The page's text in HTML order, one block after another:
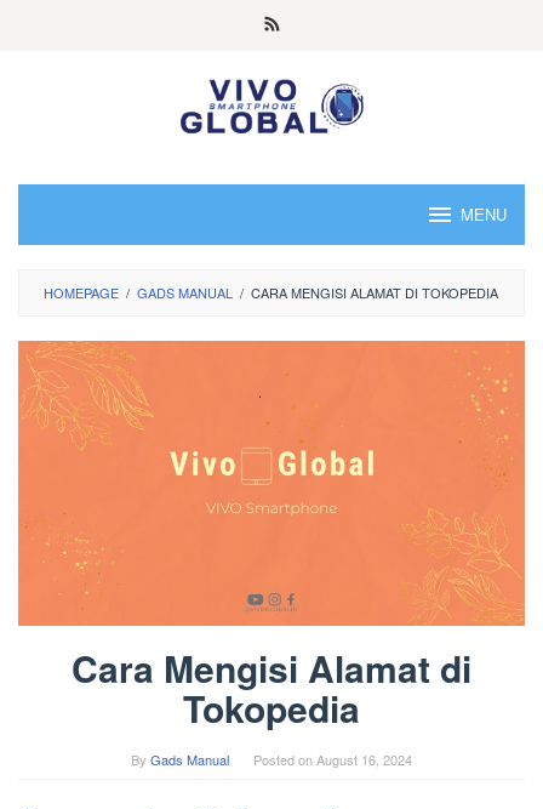
MENU
HOMEPAGE / GADS MANUAL / CARA MENGISI ALAMAT DI TOKOPEDIA
Cara Mengisi Alamat di
Tokopedia
By Gads Manual Posted onAugust 16, 2024